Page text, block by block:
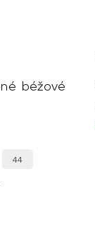
44